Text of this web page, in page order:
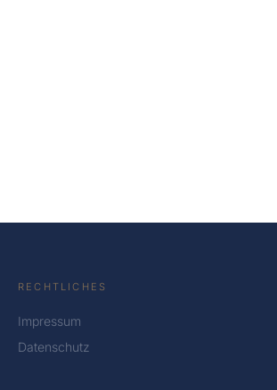
RECHTLICHES
Impressum
Datenschutz